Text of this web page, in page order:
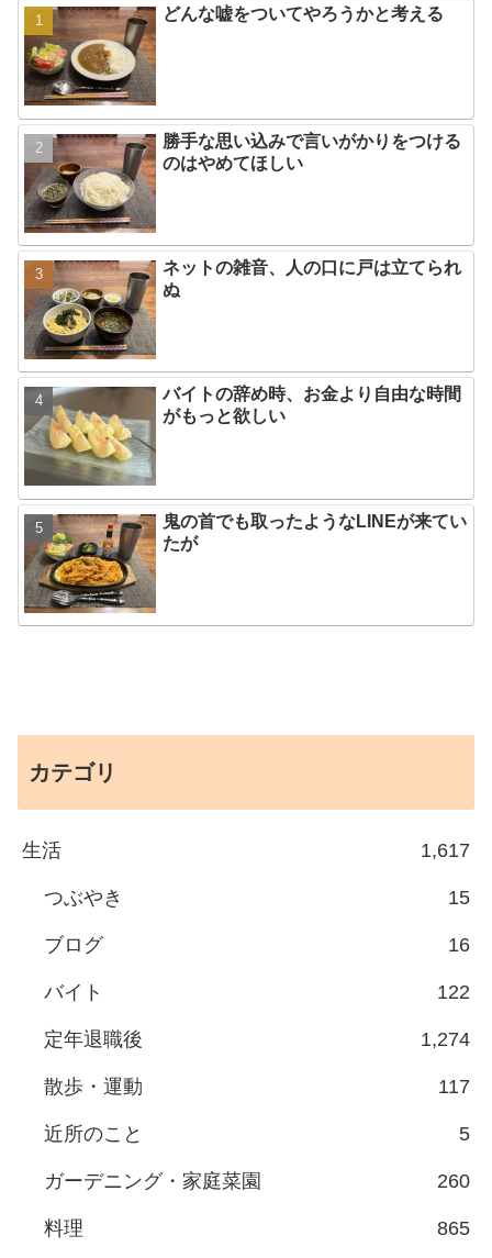
どんな嘘をついてやろうかと考える
勝手な思い込みで言いがかりをつける
のはやめてほしい
ネットの雑音、人の口に戸は立てられ
ぬ
バイトの辞め時、お金より自由な時間
がもっと欲しい
鬼の首でも取ったようなLINEが来てい
たが
カテゴリ
生活 1,617
つぶやき 15
ブログ 16
バイト 122
定年退職後 1,274
散歩・運動 117
近所のこと 5
ガーデニング・家庭菜園 260
料理 865